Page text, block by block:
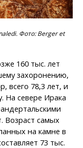
Фото: Berger et
160 тыс. лет
захоронению,
всего 78,3 лет, и
На севере Ирака
Возраст самых
на камне в
73 тыс.